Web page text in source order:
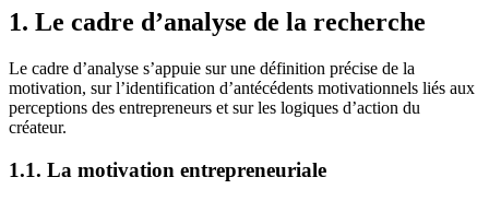
1. Le cadre d’analyse de la recherche
Le cadre d’analyse s’appuie sur une définition précise de la
motivation, sur l’identification d’antécédents motivationnels liés aux
perceptions des entrepreneurs et sur les logiques d’action du
créateur.
1.1. La motivation entrepreneuriale